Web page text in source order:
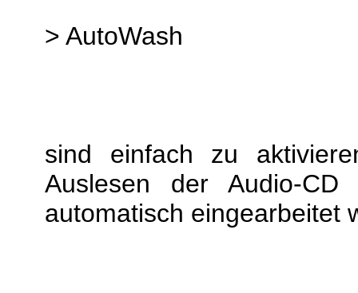
> AutoWash
sind einfach zu
Auslesen der Audio-
automatisch eingearbeitet